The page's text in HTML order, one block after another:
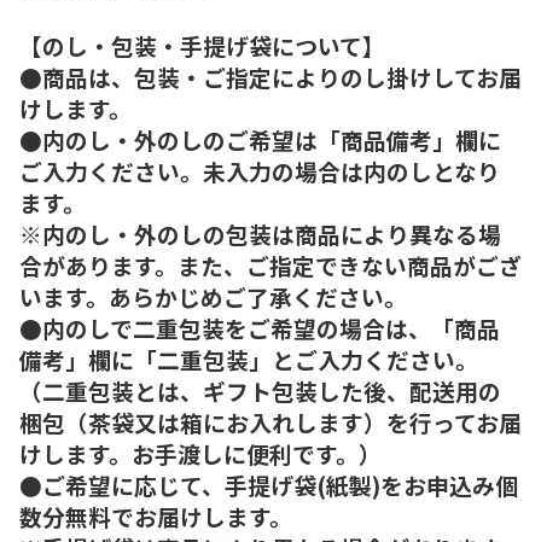
【のし・包装・手提げ袋について】
●商品は、包装・ご指定によりのし掛けしてお届
けします。
●内のし・外のしのご希望は「商品備考」欄に
ご入力ください。未入力の場合は内のしとなり
ます。
※内のし・外のしの包装は商品により異なる場
合があります。また、ご指定できない商品がござ
います。あらかじめご了承ください。
●内のしで二重包装をご希望の場合は、「商品
備考」欄に「二重包装」とご入力ください。
（二重包装とは、ギフト包装した後、配送用の
梱包（茶袋又は箱にお入れします）を行ってお届
けします。お手渡しに便利です。）
●ご希望に応じて、手提げ袋(紙製)をお申込み個
数分無料でお届けします。